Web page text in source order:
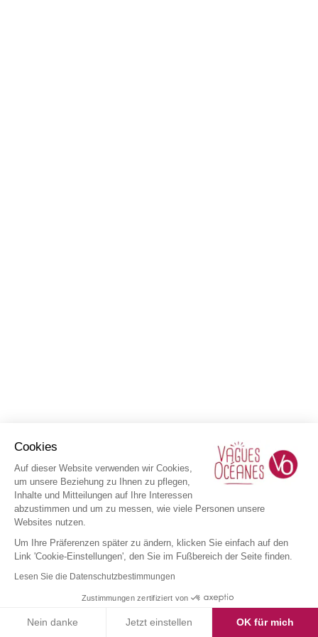
Cookies
Auf dieser Website verwenden wir Cookies,
um unsere Beziehung zu Ihnen zu pflegen,
Inhalte und Mitteilungen auf Ihre Interessen
abzustimmen und um zu messen, wie viele Personen unsere
Websites nutzen.
Um Ihre Präferenzen später zu ändern, klicken Sie einfach auf den
Link 'Cookie-Einstellungen', den Sie im Fußbereich der Seite finden.
Lesen Sie die Datenschutzbestimmungen
Zustimmungen zertifiziert von
Nein danke Jetzt einstellen OK für mich